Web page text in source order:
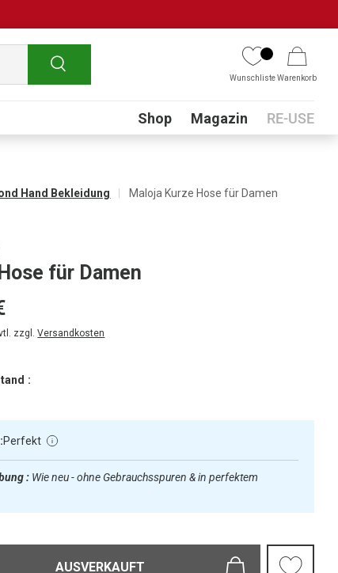
Suchen
WunschlisteWarenkorb
Submenu
Shop Magazin RE-USE
Hand Bekleidung Maloja Kurze Hose für Damen
für Damen
zzgl.Versandkosten
:
Perfekt
: Wie neu - ohne Gebrauchsspuren & in perfektem
AUSVERKAUFT